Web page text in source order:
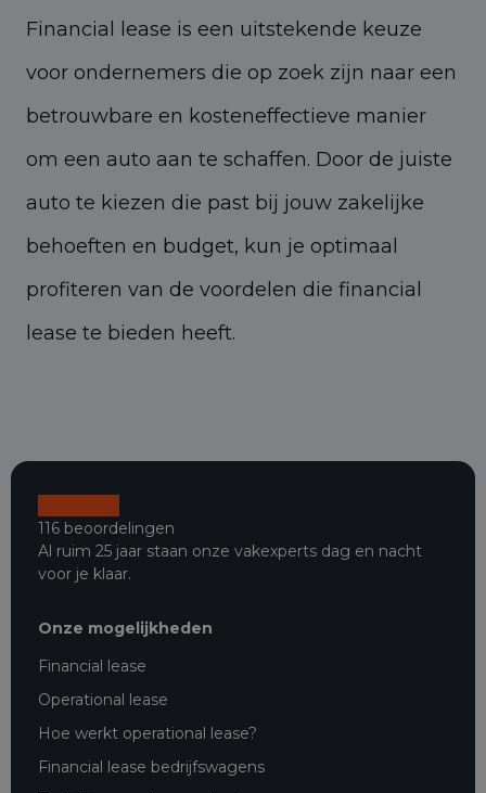
Financial lease is een uitstekende keuze
voor ondernemers die op zoek zijn naar een
betrouwbare en kosteneffectieve manier
om een auto aan te schaffen. Door de juiste
auto te kiezen die past bij jouw zakelijke
behoeften en budget, kun je optimaal
profiteren van de voordelen die financial
lease te bieden heeft.
116 beoordelingen
Al ruim 25 jaar staan onze vakexperts dag en nacht
voor je klaar.
Onze mogelijkheden
Financial lease
Operational lease
Hoe werkt operational lease?
Financial lease bedrijfswagens